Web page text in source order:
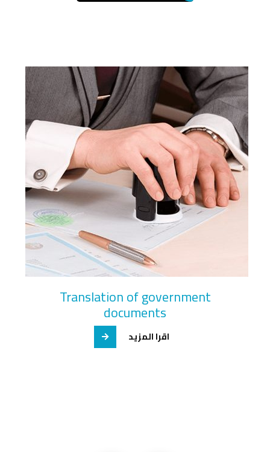
Certified translation
اقرا المزيد